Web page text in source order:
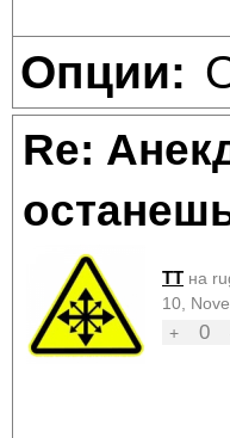
Опции:
Re:
TT на
10,
+
0